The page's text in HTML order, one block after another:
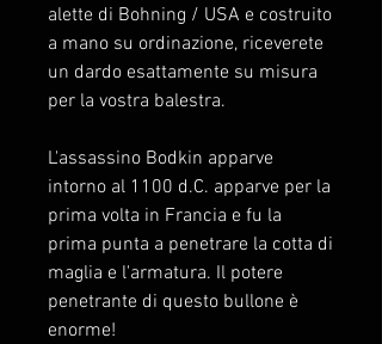
alette di Bohning / USA e costruito
a mano su ordinazione, riceverete
un dardo esattamente su misura
per la vostra balestra.
L'assassino Bodkin apparve
intorno al 1100 d.C. apparve per la
prima volta in Francia e fu la
prima punta a penetrare la cotta di
maglia e l'armatura. Il potere
penetrante di questo bullone è
enorme!